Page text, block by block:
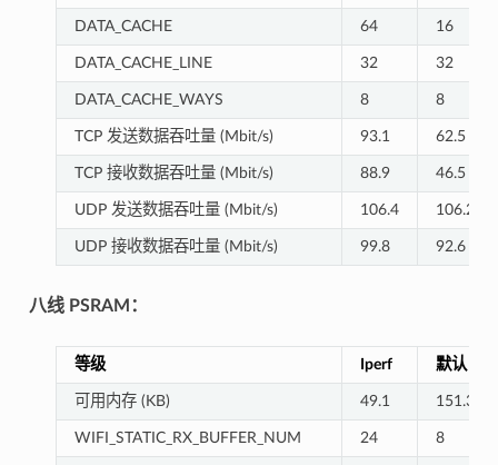
DATA_CACHE 64 16
DATA_CACHE_LINE 32 32
DATA_CACHE_WAYS 8 8
TCP 发送数据吞吐量 (Mbit/s) 93.1 62.5
TCP 接收数据吞吐量 (Mbit/s) 88.9 46.5
UDP 发送数据吞吐量 (Mbit/s) 106.4 106.2
UDP 接收数据吞吐量 (Mbit/s) 99.8 92.6
八线 PSRAM：
等级 Iperf 默认
可用内存 (KB) 49.1 151.3
WIFI_STATIC_RX_BUFFER_NUM 24 8